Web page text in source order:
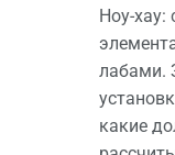
Ноу-хау:
лабами.
какие